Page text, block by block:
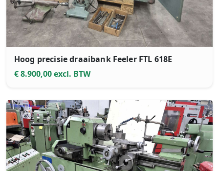
Hoog precisie draaibank Feeler FTL 618E
€ 8.900,00 excl. BTW